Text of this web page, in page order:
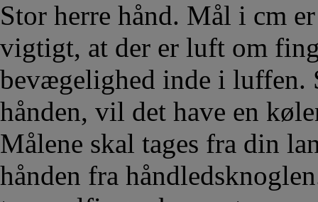
Stor herre hånd. Mål i cm
vigtigt, at der er luft om
bevægelighed inde i luffen.
hånden, vil det have en
Målene skal tages fra din
hånden fra